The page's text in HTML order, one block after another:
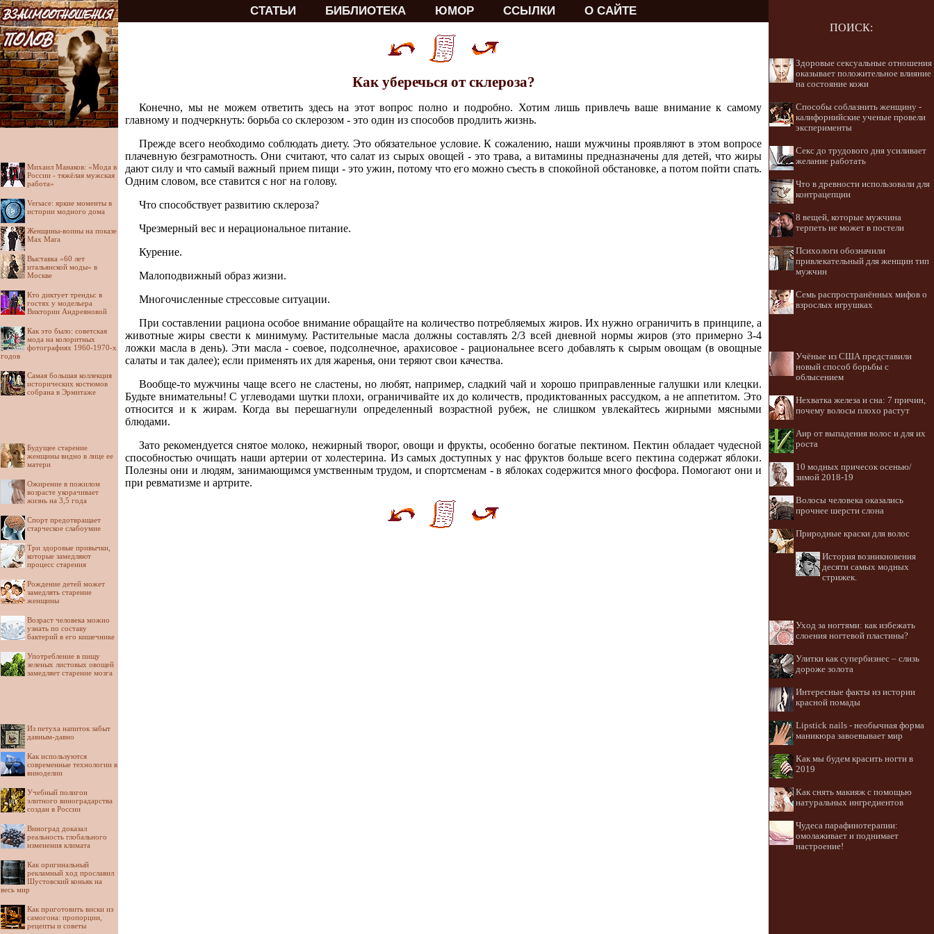
СТАТЬИ БИБЛИОТЕКА ЮМОР ССЫЛКИ О САЙТЕ
Михаил Манаков: «Мода в
России - тяжёлая мужская
работа»
Versace: яркие моменты в
истории модного дома
Женщины-воины на показе
Max Mara
Выставка «60 лет
итальянской моды» в
Москве
Кто диктует тренды: в
гостях у модельера
Виктории Андреяновой
Как это было: советская
мода на колоритных
фотографиях 1960-1970-х
годов
Самая большая коллекция
исторических костюмов
собрана в Эрмитаже
Будущее старение
женщины видно в лице ее
матери
Ожирение в пожилом
возрасте укорачивает
жизнь на 3,5 года
Спорт предотвращает
старческое слабоумие
Три здоровые привычки,
которые замедляют
процесс старения
Рождение детей может
замедлять старение
женщины
Возраст человека можно
узнать по составу
бактерий в его кишечнике
Употребление в пищу
зеленых листовых овощей
замедляет старение мозга
Из петуха напиток забыт
давным-давно
Как используются
современные технологии в
виноделии
Учебный полигон
элитного виноградарства
создан в России
Виноград доказал
реальность глобального
изменения климата
Как оригинальный
рекламный ход прославил
Шустовский коньяк на
весь мир
Как приготовить виски из
самогона: пропорции,
рецепты и советы
Как уберечься от склероза?
Конечно, мы не можем ответить здесь на этот вопрос полно и подробно. Хотим лишь привлечь ваше внимание к самому
главному и подчеркнуть: борьба со склерозом - это один из способов продлить жизнь.
Прежде всего необходимо соблюдать диету. Это обязательное условие. К сожалению, наши мужчины проявляют в этом вопросе
плачевную безграмотность. Они считают, что салат из сырых овощей - это трава, а витамины предназначены для детей, что жиры
дают силу и что самый важный прием пищи - это ужин, потому что его можно съесть в спокойной обстановке, а потом пойти спать.
Одним словом, все ставится с ног на голову.
Что способствует развитию склероза?
Чрезмерный вес и нерациональное питание.
Курение.
Малоподвижный образ жизни.
Многочисленные стрессовые ситуации.
При составлении рациона особое внимание обращайте на количество потребляемых жиров. Их нужно ограничить в принципе, а
животные жиры свести к минимуму. Растительные масла должны составлять 2/3 всей дневной нормы жиров (это примерно 3-4
ложки масла в день). Эти масла - соевое, подсолнечное, арахисовое - рациональнее всего добавлять к сырым овощам (в овощные
салаты и так далее); если применять их для жаренья, они теряют свои качества.
Вообще-то мужчины чаще всего не сластены, но любят, например, сладкий чай и хорошо приправленные галушки или клецки.
Будьте внимательны! С углеводами шутки плохи, ограничивайте их до количеств, продиктованных рассудком, а не аппетитом. Это
относится и к жирам. Когда вы перешагнули определенный возрастной рубеж, не слишком увлекайтесь жирными мясными
блюдами.
Зато рекомендуется снятое молоко, нежирный творог, овощи и фрукты, особенно богатые пектином. Пектин обладает чудесной
способностью очищать наши артерии от холестерина. Из самых доступных у нас фруктов больше всего пектина содержат яблоки.
Полезны они и людям, занимающимся умственным трудом, и спортсменам - в яблоках содержится много фосфора. Помогают они и
при ревматизме и артрите.
ПОИСК:
Здоровые сексуальные отношения
оказывает положительное влияние
на состояние кожи
Способы соблазнить женщину -
калифорнийские ученые провели
эксперименты
Секс до трудового дня усиливает
желание работать
Что в древности использовали для
контрацепции
8 вещей, которые мужчина
терпеть не может в постели
Психологи обозначили
привлекательный для женщин тип
мужчин
Семь распространённых мифов о
взрослых игрушках
Учёные из США представили
новый способ борьбы с
облысением
Нехватка железа и сна: 7 причин,
почему волосы плохо растут
Аир от выпадения волос и для их
роста
10 модных причесок осенью/
зимой 2018-19
Волосы человека оказались
прочнее шерсти слона
Природные краски для волос
История возникновения
десяти самых модных
стрижек.
Уход за ногтями: как избежать
слоения ногтевой пластины?
Улитки как супербизнес – слизь
дороже золота
Интересные факты из истории
красной помады
Lipstick nails - необычная форма
маникюра завоевывает мир
Как мы будем красить ногти в
2019
Как снять макияж с помощью
натуральных ингредиентов
Чудеса парафинотерапии:
омолаживает и поднимает
настроение!